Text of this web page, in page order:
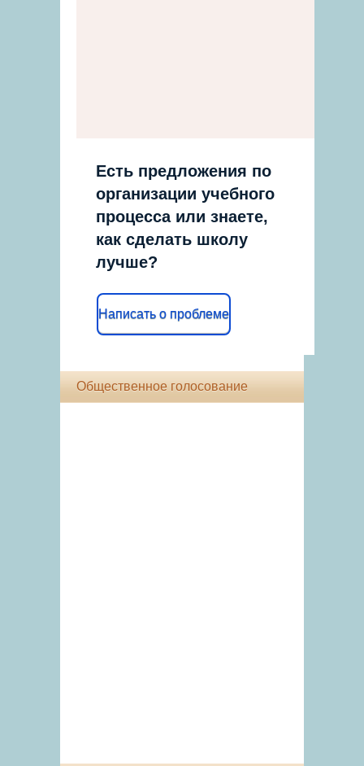
Есть предложения по
организации учебного
процесса или знаете,
как сделать школу
лучше?
Написать о проблеме
Общественное голосование